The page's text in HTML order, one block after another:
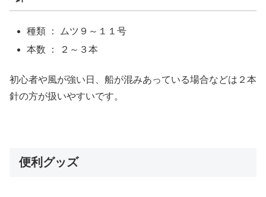
種類 ： ムツ９～１１号
本数 ： ２～３本
初心者や風が強い日、船が混みあっている場合などは２本
針の方が扱いやすいです。
便利グッズ